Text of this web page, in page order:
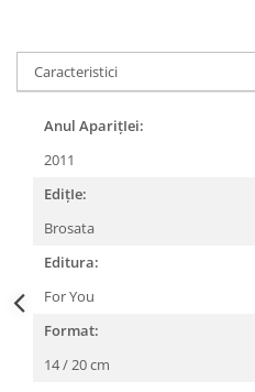
Caracteristici
Anul AparițIei:
2011
EdițIe:
Brosata
Editura:
For You
Format:
14 / 20 cm